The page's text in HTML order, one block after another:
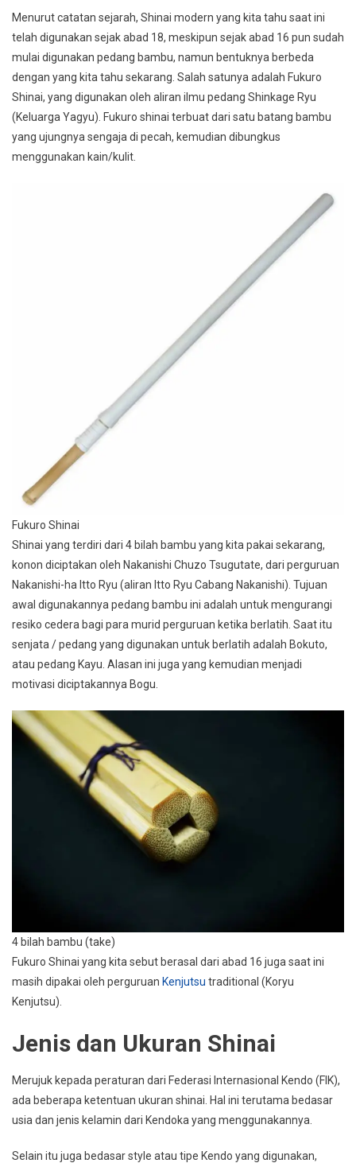
Menurut catatan sejarah, Shinai modern yang kita tahu saat ini
telah digunakan sejak abad 18, meskipun sejak abad 16 pun sudah
mulai digunakan pedang bambu, namun bentuknya berbeda
dengan yang kita tahu sekarang. Salah satunya adalah Fukuro
Shinai, yang digunakan oleh aliran ilmu pedang Shinkage Ryu
(Keluarga Yagyu). Fukuro shinai terbuat dari satu batang bambu
yang ujungnya sengaja di pecah, kemudian dibungkus
menggunakan kain/kulit.
Fukuro Shinai
Shinai yang terdiri dari 4 bilah bambu yang kita pakai sekarang,
konon diciptakan oleh Nakanishi Chuzo Tsugutate, dari perguruan
Nakanishi-ha Itto Ryu (aliran Itto Ryu Cabang Nakanishi). Tujuan
awal digunakannya pedang bambu ini adalah untuk mengurangi
resiko cedera bagi para murid perguruan ketika berlatih. Saat itu
senjata / pedang yang digunakan untuk berlatih adalah Bokuto,
atau pedang Kayu. Alasan ini juga yang kemudian menjadi
motivasi diciptakannya Bogu.
4 bilah bambu (take)
Fukuro Shinai yang kita sebut berasal dari abad 16 juga saat ini
masih dipakai oleh perguruan Kenjutsu traditional (Koryu
Kenjutsu).
Jenis dan Ukuran Shinai
Merujuk kepada peraturan dari Federasi Internasional Kendo (FIK),
ada beberapa ketentuan ukuran shinai. Hal ini terutama bedasar
usia dan jenis kelamin dari Kendoka yang menggunakannya.
Selain itu juga bedasar style atau tipe Kendo yang digunakan,